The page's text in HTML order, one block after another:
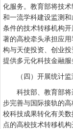
化服务。教育部将技
和一流学科建设监测
条件的技术转移机构
著的高校牵头承担应
构与天使投资、创业
提供多元化科技金融服
（四）开展统计监
科技部、教育部将
步完善与国际接轨的
校科技成果转化有关
点的高校技术转移机